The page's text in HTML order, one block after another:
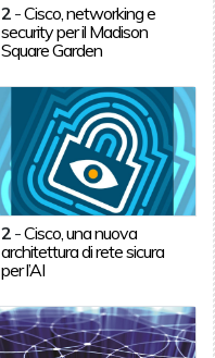
2 -Cisco, networking e
security per il Madison
Square Garden
2 -Cisco, una nuova
architettura di rete sicura
per l’AI